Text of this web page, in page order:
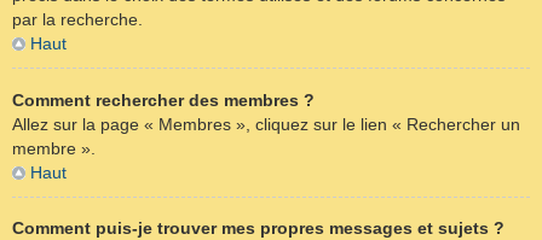
par la recherche.
Haut
Comment rechercher des membres ?
Allez sur la page « Membres », cliquez sur le lien « Rechercher un
membre ».
Haut
Comment puis-je trouver mes propres messages et sujets ?